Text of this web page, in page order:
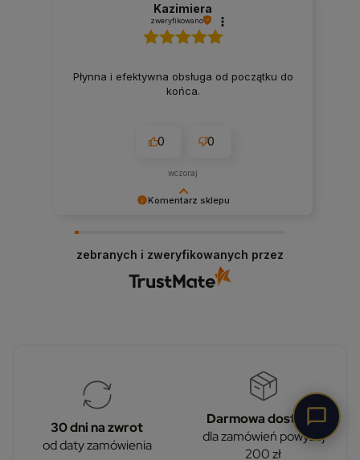
Komentarz sklepu
Kazimiera
zweryfikowano
Płynna i efektywna obsługa od początku do
końca.
0 0
wczoraj
zebranych i zweryfikowanych przez
30 dni na zwrot
od daty zamówienia
Darmowa dostawa
dla zamówień powyżej
200 zł